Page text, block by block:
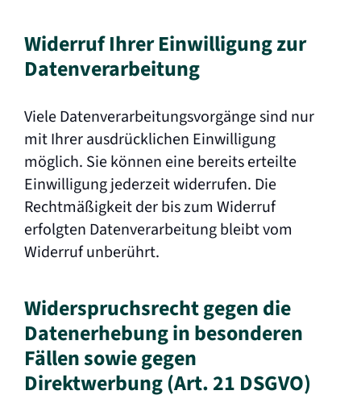
Widerruf Ihrer Einwilligung zur
Datenverarbeitung
Viele Datenverarbeitungsvorgänge sind nur
mit Ihrer ausdrücklichen Einwilligung
möglich. Sie können eine bereits erteilte
Einwilligung jederzeit widerrufen. Die
Rechtmäßigkeit der bis zum Widerruf
erfolgten Datenverarbeitung bleibt vom
Widerruf unberührt.
Widerspruchsrecht gegen die
Datenerhebung in besonderen
Fällen sowie gegen
Direktwerbung (Art. 21 DSGVO)